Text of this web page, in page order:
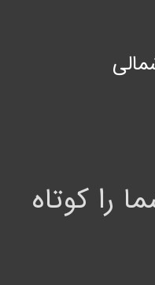
را کوتاه